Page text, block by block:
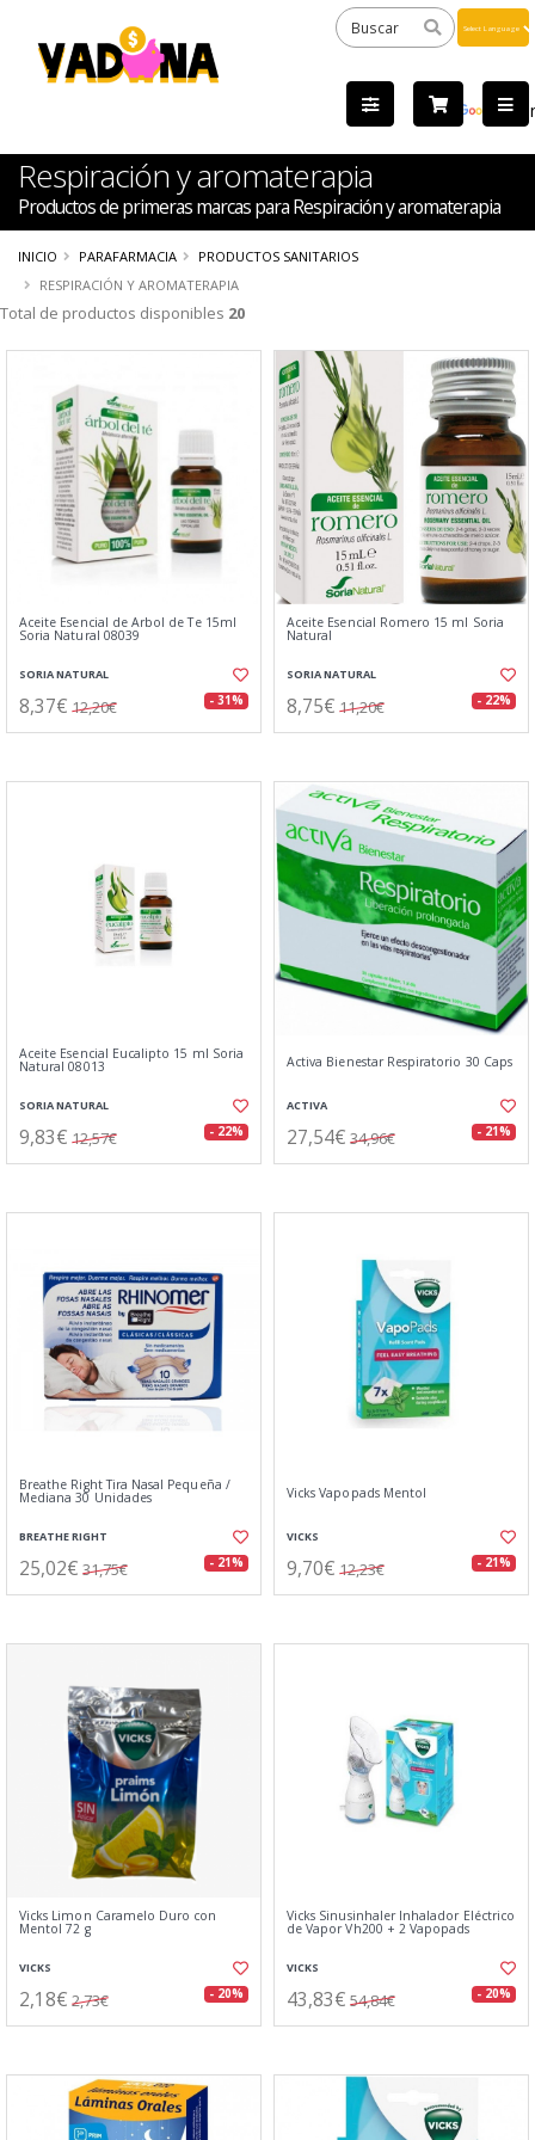
by
Respiración y aromaterapia
Productos de primeras marcas para Respiración y aromaterapia
INICIO PARAFARMACIA
PRODUCTOS SANITARIOS
RESPIRACIÓN Y AROMATERAPIA
Total de productos disponibles 20
Aceite Esencial de Arbol de Te 15ml
Soria Natural 08039
SORIA NATURAL
8,37€ 12,20€ - 31%
Aceite Esencial Romero 15 ml Soria
Natural
SORIA NATURAL
8,75€ 11,20€ - 22%
Aceite Esencial Eucalipto 15 ml Soria
Natural 08013
SORIA NATURAL
9,83€ 12,57€ - 22%
Activa Bienestar Respiratorio 30 Caps
ACTIVA
27,54€ 34,96€ - 21%
Breathe Right Tira Nasal Pequeña /
Mediana 30 Unidades
BREATHE RIGHT
25,02€ 31,75€ - 21%
Vicks Vapopads Mentol
VICKS
9,70€ 12,23€ - 21%
Vicks Limon Caramelo Duro con
Mentol 72 g
VICKS
2,18€ 2,73€ - 20%
Vicks Sinusinhaler Inhalador Eléctrico
de Vapor Vh200 + 2 Vapopads
VICKS
43,83€ 54,84€ - 20%